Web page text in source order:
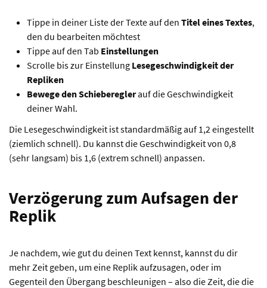
Tippe in deiner Liste der Texte auf den Titel eines Textes,
den du bearbeiten möchtest
Tippe auf den Tab Einstellungen
Scrolle bis zur Einstellung Lesegeschwindigkeit der
Repliken
Bewege den Schiebereglerauf die Geschwindigkeit
deiner Wahl.
Die Lesegeschwindigkeit ist standardmäßig auf 1,2 eingestellt
(ziemlich schnell). Du kannst die Geschwindigkeit von 0,8
(sehr langsam) bis 1,6 (extrem schnell) anpassen.
Verzögerung zum Aufsagen der
Replik
Je nachdem, wie gut du deinen Text kennst, kannst du dir
mehr Zeit geben, um eine Replik aufzusagen, oder im
Gegenteil den Übergang beschleunigen – also die Zeit, die die